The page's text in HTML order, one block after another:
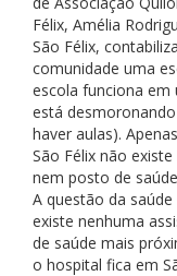
Félix, Amélia
São Félix,
comunidade uma
escola funciona em
está
haver aulas).
São Félix não
nem posto de
A questão da
existe nenhuma
de saúde mais
o hospital fica em